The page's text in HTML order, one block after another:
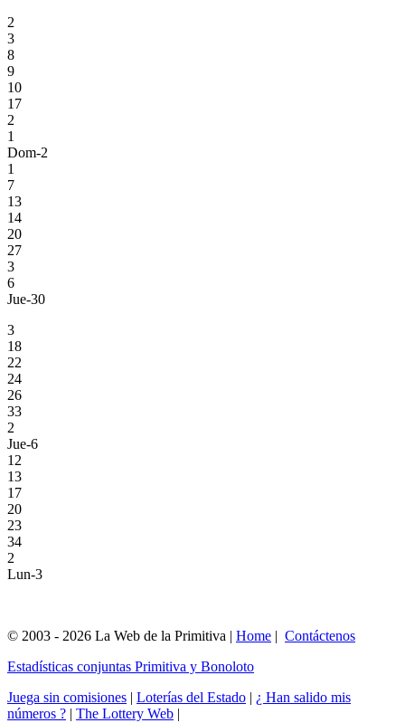
2
3
8
9
10
17
2
1
Dom-2
1
7
13
14
20
27
3
6
Jue-30
3
18
22
24
26
33
2
Jue-6
12
13
17
20
23
34
2
Lun-3
© 2003 - 2026 La Web de la Primitiva | Home | Contáctenos
Estadísticas conjuntas Primitiva y Bonoloto
Juega sin comisiones | Loterías del Estado | ¿ Han salido mis
números ? | The Lottery Web |